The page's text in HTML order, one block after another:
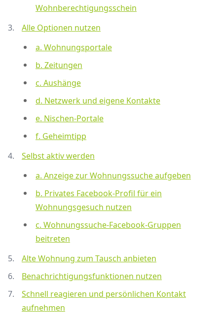
Wohnberechtigungsschein
Alle Optionen nutzen
a. Wohnungsportale
b. Zeitungen
c. Aushänge
d. Netzwerk und eigene Kontakte
e. Nischen-Portale
f. Geheimtipp
Selbst aktiv werden
a. Anzeige zur Wohnungssuche aufgeben
b. Privates Facebook-Profil für ein
Wohnungsgesuch nutzen
c. Wohnungssuche-Facebook-Gruppen
beitreten
Alte Wohnung zum Tausch anbieten
Benachrichtigungsfunktionen nutzen
Schnell reagieren und persönlichen Kontakt
aufnehmen